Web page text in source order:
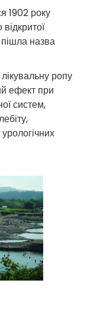
1902 року
пішла назва
ропу
ефект при
систем,